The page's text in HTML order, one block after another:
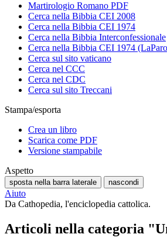
Martirologio Romano PDF
Cerca nella Bibbia CEI 2008
Cerca nella Bibbia CEI 1974
Cerca nella Bibbia Interconfessionale
Cerca nella Bibbia CEI 1974
Cerca sul sito vaticano
Cerca nel CCC
Cerca nel CDC
Cerca sul sito Treccani
Stampa/esporta
Crea un libro
Scarica come PDF
Versione stampabile
Aspetto
sposta nella barra laterale nascondi
Aiuto
Da Cathopedia, l'enciclopedia cattolica.
Articoli nella categoria